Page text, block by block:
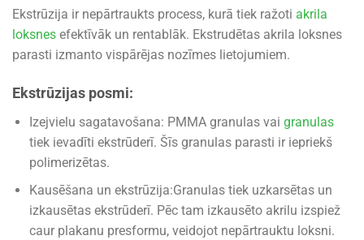
Ekstrūzija ir nepārtraukts process, kurā tiek ražoti akrila
loksnes efektīvāk un rentablāk. Ekstrudētas akrila loksnes
parasti izmanto vispārējas nozīmes lietojumiem.
Ekstrūzijas posmi:
Izejvielu sagatavošana: PMMA granulas vai granulas
tiek ievadīti ekstrūderī. Šīs granulas parasti ir iepriekš
polimerizētas.
Kausēšana un ekstrūzija:Granulas tiek uzkarsētas un
izkausētas ekstrūderī. Pēc tam izkausēto akrilu izspiež
caur plakanu presformu, veidojot nepārtrauktu loksni.